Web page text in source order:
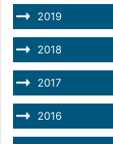
2019
2018
2017
2016